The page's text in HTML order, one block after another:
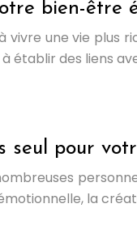
bien-être
une vie plus
établir des liens
seul pour
la